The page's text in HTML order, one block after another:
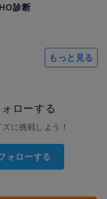
診断
もっと見る
ローする
に挑戦しよう！
ォローする